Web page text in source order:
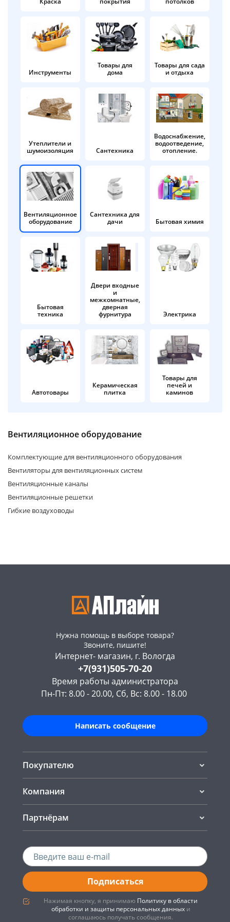
Инструменты
Товары для
дома
Товары для сада
и отдыха
Утеплители и
шумоизоляция
Сантехника
Водоснабжение,
водоотведение,
отопление.
Вентиляционное
оборудование
Сантехника для
дачи
Бытовая химия
Бытовая
техника
Двери входные
и
межкомнатные,
дверная
фурнитура
Электрика
Автотовары
Керамическая
плитка
Товары для
печей и
каминов
Вентиляционное оборудование
Комплектующие для вентиляционного оборудования
Вентиляторы для вентиляционных систем
Вентиляционные каналы
Вентиляционные решетки
Гибкие воздуховоды
Нужна помощь в выборе товара?
Звоните, пишите!
Интернет- магазин, г. Вологда
+7(931)505-70-20
Время работы администратора
Пн-Пт: 8.00 - 20.00, Сб, Вс: 8.00 - 18.00
Написать сообщение
Покупателю
Компания
Партнёрам
Подписаться
Нажимая кнопку, я принимаю Политику в области
обработки и защиты персональных данныхи
соглашаюсь получать сообщения.
в корзину
Оплачивайте сегодня только
25% картой любого банка
Получайте товар
выбранный способом
Оставшиеся
% будут
списываться
по25%каждые 2 недели
Подробнее
об оплате Плайтом
раз в 2
недели
Остались вопросы?
8 800 302-02-51
plait.ru